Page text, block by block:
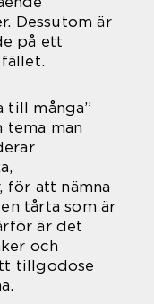
Dessutom är
på ett
till många”
tema man
för att nämna
tårta som är
är det
och
tillgodose